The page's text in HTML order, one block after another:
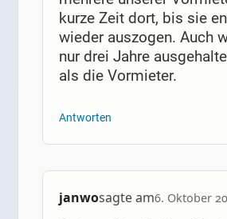
kurze Zeit dort, bis sie
wieder auszogen. Auch
nur drei Jahre
als die Vormieter.
Antworten
janwosagte am6. Oktober